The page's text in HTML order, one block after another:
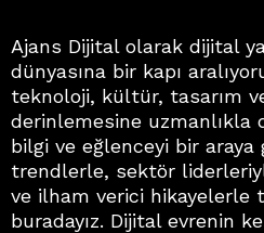
Ajans Dijital olarak dijital
dünyasına bir kapı
teknoloji, kültür, tasarım
derinlemesine uzmanlıkla
bilgi ve eğlenceyi bir araya
trendlerle, sektör
ve ilham verici hikayelerle
buradayız. Dijital evrenin